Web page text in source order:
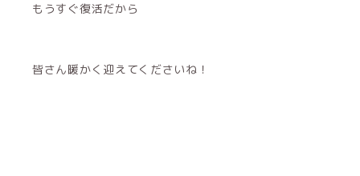
もうすぐ復活だから
皆さん暖かく迎えてくださいね！